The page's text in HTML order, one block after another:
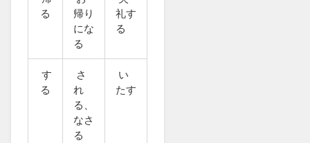
る
帰り
にな
る
礼す
る
す
る
さ
れ
る、
なさ
る
い
たす